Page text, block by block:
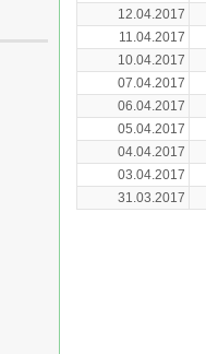
12.04.2017
11.04.2017
10.04.2017
07.04.2017
06.04.2017
05.04.2017
04.04.2017
03.04.2017
31.03.2017